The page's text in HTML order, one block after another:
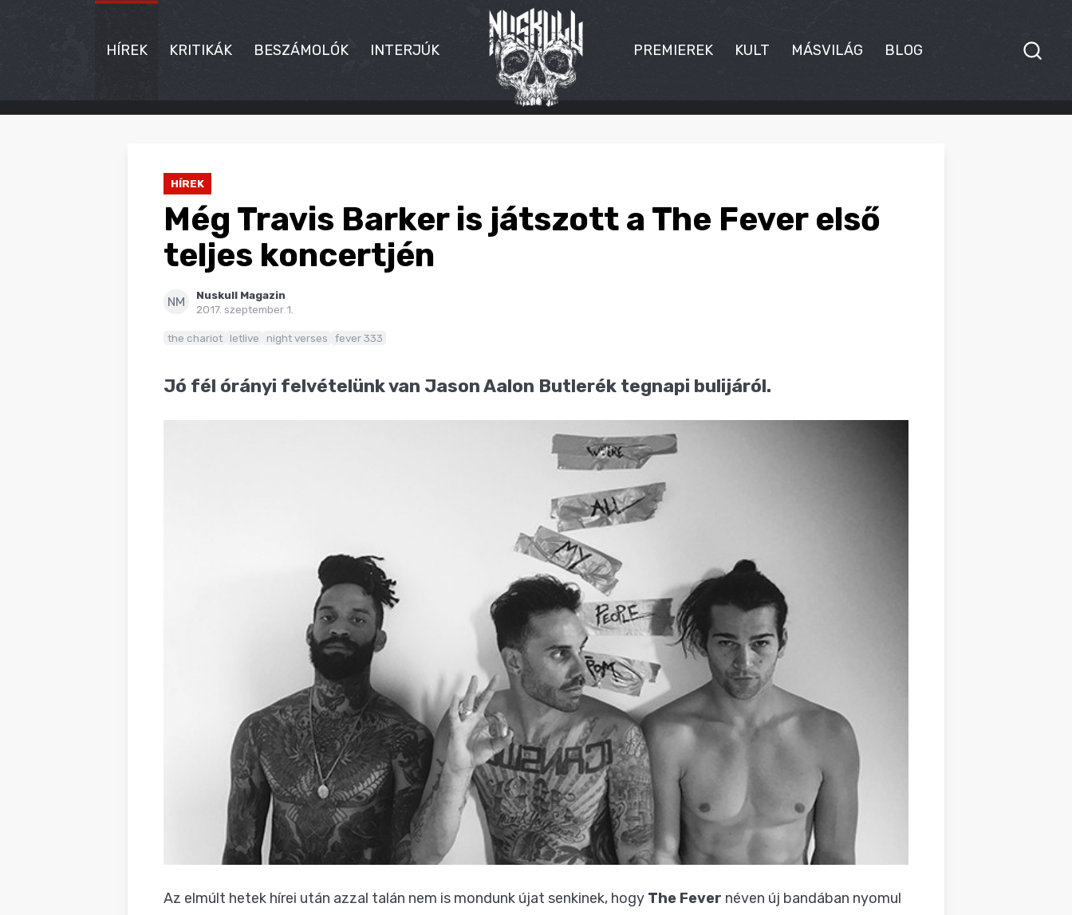
HÍREK KRITIKÁK BESZÁMOLÓK INTERJÚK PREMIEREK KULT MÁSVILÁG BLOG
HÍREK
HÍREK
Még Travis Barker is játszott a The Fever első
teljes koncertjén
NM
Nuskull Magazin
2017. szeptember 1.
the chariot letlive night verses fever 333
Jó fél órányi felvételünk van Jason Aalon Butlerék tegnapi bulijáról.
Az elmúlt hetek hírei után azzal talán nem is mondunk újat senkinek, hogy The Fever néven új bandában nyomul